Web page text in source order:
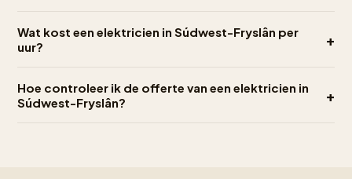
Wat kost een elektricien in Súdwest-Fryslân per
uur?
+
Hoe controleer ik de offerte van een elektricien in
Súdwest-Fryslân?
+